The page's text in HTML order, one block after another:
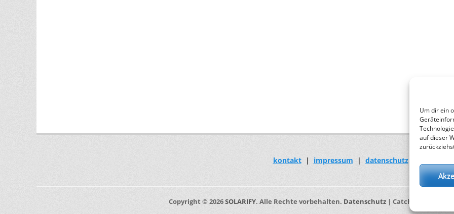
Um dir ein
auf dieser
kontakt| impressum | datenschutz
Copyright © 2026SOLARIFY. Alle Rechte vorbehalten. Datenschutz| Catch Responsive